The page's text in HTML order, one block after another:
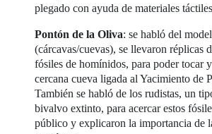
plegado con ayuda de materiales
Pontón de la Oliva: se habló del
(cárcavas/cuevas), se llevaron réplicas
fósiles de homínidos, para poder tocar
cercana cueva ligada al Yacimiento de
También se habló de los rudistas, un
bivalvo extinto, para acercar estos
público y explicaron la importancia de